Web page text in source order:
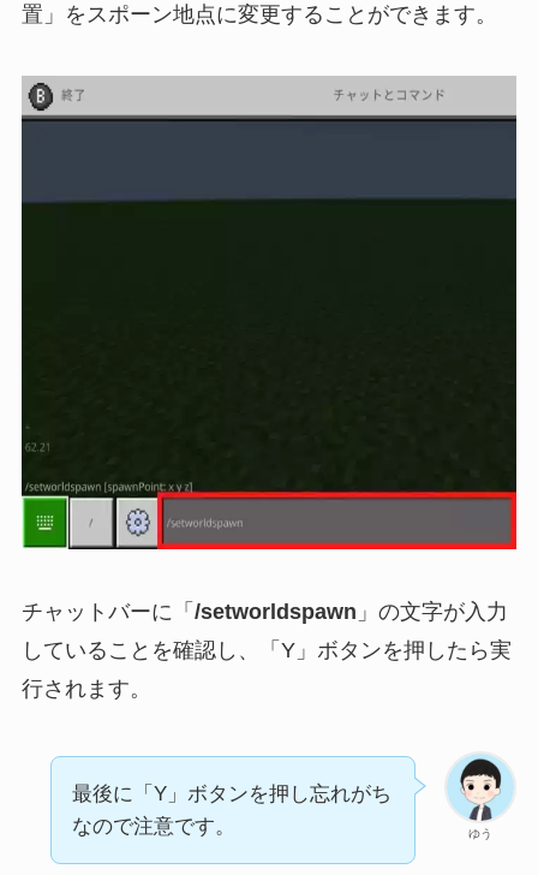
置」をスポーン地点に変更することができます。
チャットバーに「 /setworldspawn 」の文字が入力
していることを確認し、
「Y」ボタンを押したら実
行されます。
ゆう
最後に「Y」ボタンを押し忘れがち
なので注意です。